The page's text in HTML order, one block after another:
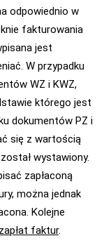
odpowiednio w
fakturowania
jest
W przypadku
WZ i KWZ,
którego jest
dokumentów PZ i
się z wartością
wystawiony.
zapłaconą
można jednak
Kolejne
zapłat faktur.